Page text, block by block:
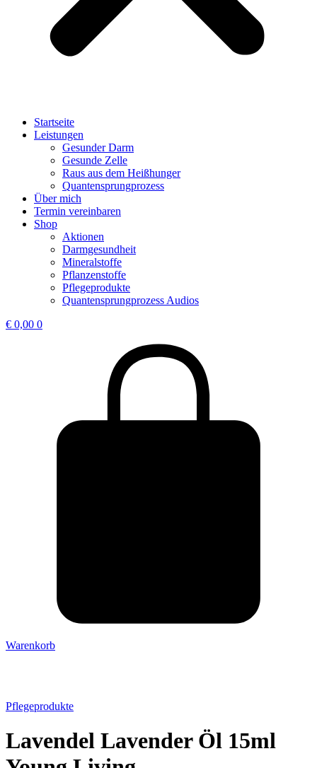
Startseite
Leistungen
Gesunder Darm
Gesunde Zelle
Raus aus dem Heißhunger
Quantensprungprozess
Über mich
Termin vereinbaren
Shop
Aktionen
Darmgesundheit
Mineralstoffe
Pflanzenstoffe
Pflegeprodukte
Quantensprungprozess Audios
€ 0,00 0
Warenkorb
Pflegeprodukte
Lavendel Lavender Öl 15ml